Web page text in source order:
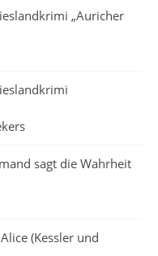
„Auricher
sagt die Wahrheit
(Kessler und